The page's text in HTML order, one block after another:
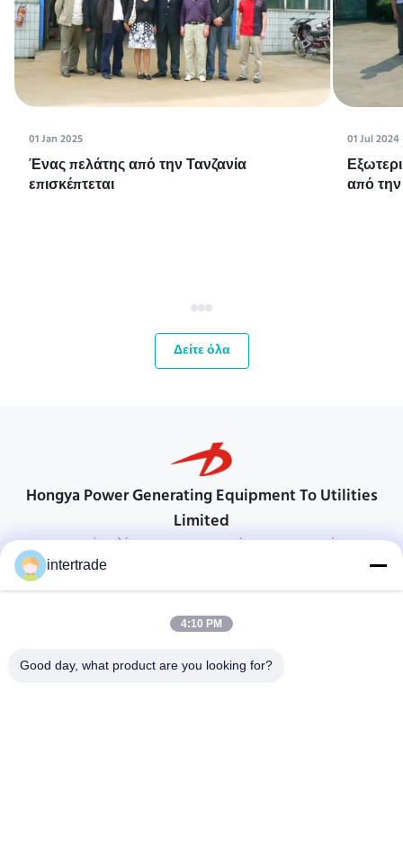
01 Jan 2025
Ένας πελάτης από την Τανζανία
επισκέπτεται
01 Jul 2024
από
Δείτε όλα
Hongya Power Generating Equipment To Utilities
Limited
προσαρμοσμένες λύσεις για να ανταποκρίνονται στις απαιτήσεις των
Χωριό Anxi, πόλη Yuping, νομός Hongya, Κίνα
86-28-37561966-8:00
intertrade
4:10 PM
Good day, what product are you looking for?